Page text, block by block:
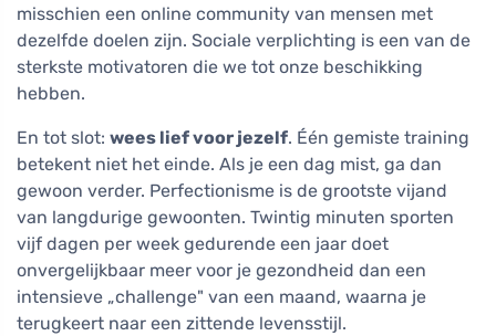
misschien een online community van mensen met
dezelfde doelen zijn. Sociale verplichting is een van de
sterkste motivatoren die we tot onze beschikking
hebben.
En tot slot: wees lief voor jezelf. Één gemiste training
betekent niet het einde. Als je een dag mist, ga dan
gewoon verder. Perfectionisme is de grootste vijand
van langdurige gewoonten. Twintig minuten sporten
vijf dagen per week gedurende een jaar doet
onvergelijkbaar meer voor je gezondheid dan een
intensieve „challenge" van een maand, waarna je
terugkeert naar een zittende levensstijl.